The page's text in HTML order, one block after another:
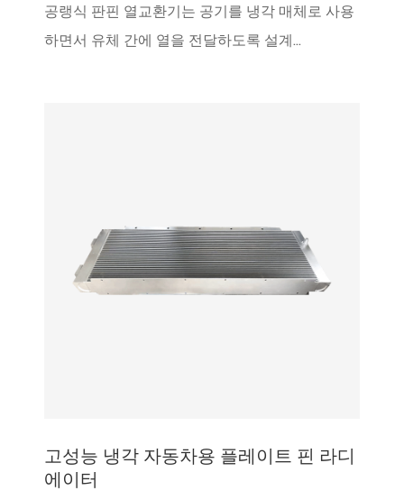
공랭식 판핀 열교환기는 공기를 냉각 매체로 사용
하면서 유체 간에 열을 전달하도록 설계...
고성능 냉각 자동차용 플레이트 핀 라디
에이터